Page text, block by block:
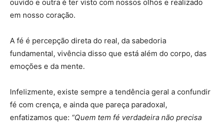
ouvido e outra é ter visto com nossos olhos e realizado
em nosso coração.
A fé é percepção direta do real, da sabedoria
fundamental, vivência disso que está além do corpo, das
emoções e da mente.
Infelizmente, existe sempre a tendência geral a confundir
fé com crença, e ainda que pareça paradoxal,
enfatizamos que: “Quem tem fé verdadeira não precisa